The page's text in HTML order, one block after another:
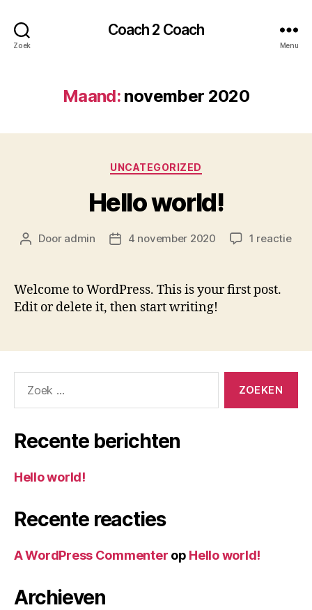
Zoek
Coach 2 Coach
Menu
Maand: november 2020
Categorieën
UNCATEGORIZED
Hello world!
Berichtauteur
Door admin Berichtdatum
4 november 2020 1 reactieop
Welcome to WordPress. This is your first post.
Edit or delete it, then start writing!
naar:
Recente berichten
Hello world!
Recente reacties
A WordPress Commenter op Hello world!
Archieven